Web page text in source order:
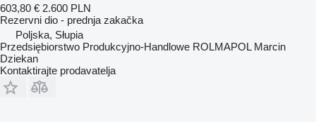
603,80 € 2.600 PLN
Rezervni dio - prednja zakačka
Poljska, Słupia
Przedsiębiorstwo Produkcyjno-Handlowe ROLMAPOL Marcin
Dziekan
Kontaktirajte prodavatelja